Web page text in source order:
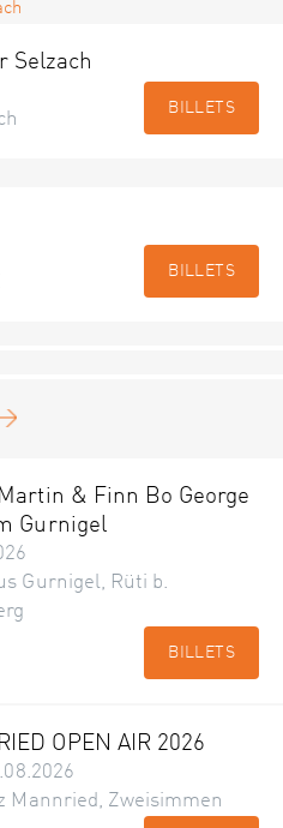
Selzach
BILLETS
BILLETS
& Finn Bo George
Gurnigel
Gurnigel, Rüti b.
BILLETS
OPEN AIR 2026
Mannried, Zweisimmen